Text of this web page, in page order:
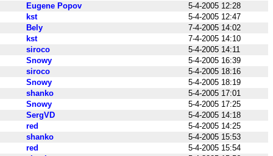
Eugene Popov
5-4-2005 12:28
kst
5-4-2005 12:47
Bely
7-4-2005 14:02
kst
7-4-2005 14:10
siroco
5-4-2005 14:11
Snowy
5-4-2005 16:39
siroco
5-4-2005 18:16
Snowy
5-4-2005 18:19
shanko
5-4-2005 17:01
Snowy
5-4-2005 17:25
SergVD
5-4-2005 14:18
red
5-4-2005 14:25
shanko
5-4-2005 15:53
red
5-4-2005 15:54